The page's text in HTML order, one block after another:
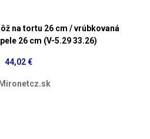
na tortu 26 cm / vrúbkovaná
26 cm (V-5.29 33.26)
44,02 €